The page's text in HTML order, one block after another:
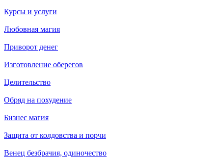
Курсы и услуги
Любовная магия
Приворот денег
Изготовление оберегов
Целительство
Обряд на похудение
Бизнес магия
Защита от колдовства и порчи
Венец безбрачия, одиночество